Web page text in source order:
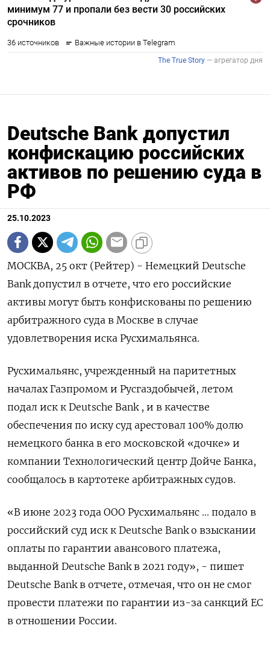
Deutsche Bank допустил
конфискацию российских
активов по решению суда в
РФ
25.10.2023
МОСКВА, 25 окт (Рейтер) - Немецкий Deutsche
Bank допустил в отчете, что его российские
активы могут быть конфискованы по решению
арбитражного суда в Москве в случае
удовлетворения иска Русхимальянса.
Русхимальянс, учрежденный на паритетных
началах Газпромом и Русгаздобычей, летом
подал иск к Deutsche Bank , и в качестве
обеспечения по иску суд арестовал 100% долю
немецкого банка в его московской «дочке» и
компании Технологический центр Дойче Банка,
сообщалось в картотеке арбитражных судов.
«В июне 2023 года ООО Русхимальянс ... подало в
российский суд иск к Deutsche Bank о взыскании
оплаты по гарантии авансового платежа,
выданной Deutsche Bank в 2021 году», - пишет
Deutsche Bank в отчете, отмечая, что он не смог
провести платежи по гарантии из-за санкций ЕС
в отношении России.